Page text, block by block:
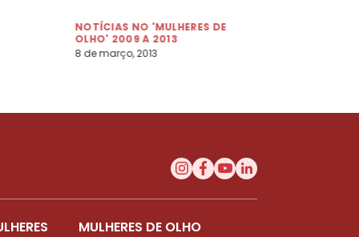
NOTÍCIAS NO 'MULHERES DE
OLHO' 2009 A 2013
8 de março, 2013
MULHERES DE OLHO